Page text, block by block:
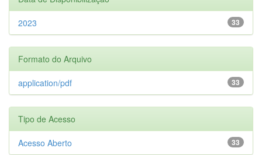
33
2023
Formato do Arquivo
33
application/pdf
Tipo de Acesso
33
Acesso Aberto